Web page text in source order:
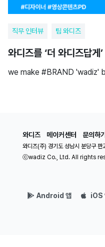
직무 인터뷰 팀 와디즈
와디즈를 ‘더 와디즈답게
we make #BRAND 'wadiz'
와디즈 메이커센터 문의하기
와디즈(주) 경기도 성남시 분당구
ⓒwadiz Co., Ltd. All rights
Android 앱 iOS